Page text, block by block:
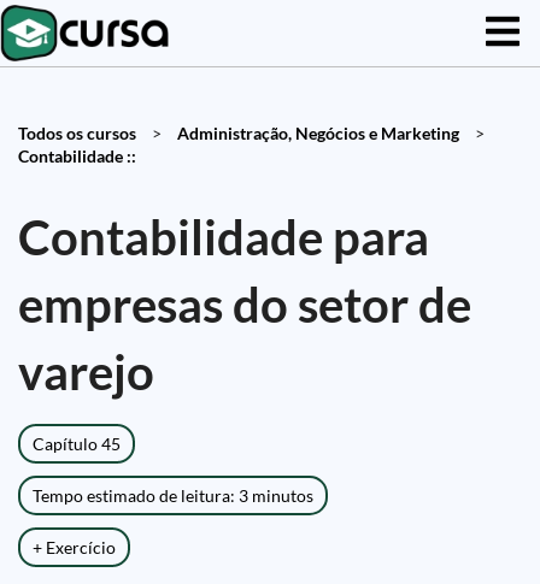
Todos os cursos > Administração, Negócios e Marketing
>
Contabilidade ::
Contabilidade para
empresas do setor de
varejo
Capítulo 45
Tempo estimado de leitura: 3 minutos
+ Exercício